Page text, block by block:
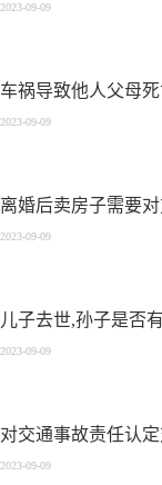
2023-09-09
车祸导致他人父母
2023-09-09
离婚后卖房子需要
2023-09-09
儿子去世,孙子是否
2023-09-09
对交通事故责任认
2023-09-09